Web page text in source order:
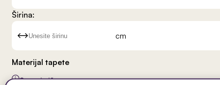
Širina:
cm
Materijal tapete
Saznaj više